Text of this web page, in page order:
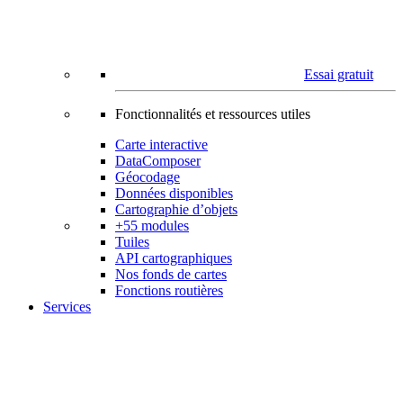
Essai gratuit
Fonctionnalités et ressources utiles
Carte interactive
DataComposer
Géocodage
Données disponibles
Cartographie d’objets
+55 modules
Tuiles
API cartographiques
Nos fonds de cartes
Fonctions routières
Services